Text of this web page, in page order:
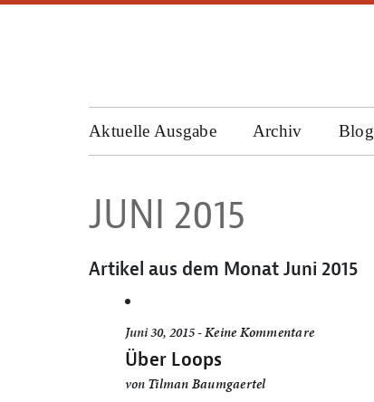
Aktuelle Ausgabe Archiv Blog
JUNI 2015
Artikel aus dem MonatJuni 2015
Juni 30, 2015 -Keine Kommentare
Über Loops
von Tilman Baumgaertel